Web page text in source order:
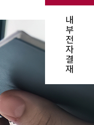
내
부
전
자
결
재